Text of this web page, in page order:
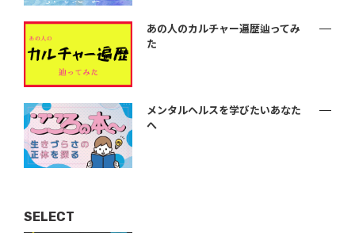
あの人のカルチャー遍歴辿ってみ
た
メンタルヘルスを学びたいあなた
へ
SELECT